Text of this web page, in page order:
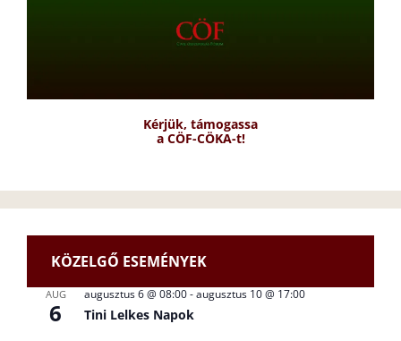
Kérjük, támogassa
a CÖF-CÖKA-t!
KÖZELGŐ ESEMÉNYEK
AUG
6
augusztus 6 @ 08:00-augusztus 10 @ 17:00
Tini Lelkes Napok